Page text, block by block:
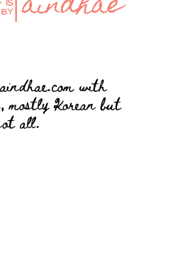
with
mostly Korean but
all.